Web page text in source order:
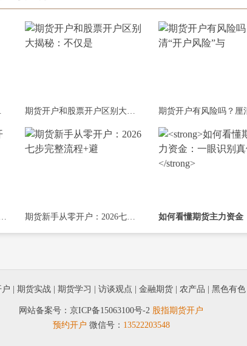
件单 期货开户和股票开户区别大揭秘：不仅是
石权限开通：2026达标攻略 期货新手从零开户：2026七步完整流程+避
期货实战 期货学习 访谈观点 金融期货 农产品 黑色有色
网站备案号： 京ICP备15063100号-2 股指期货开户
预约开户 微信号： 13522203548